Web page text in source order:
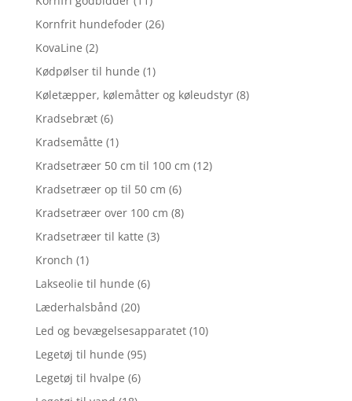
Kornfrit hundefoder (26)
KovaLine (2)
Kødpølser til hunde (1)
Køletæpper, kølemåtter og køleudstyr (8)
Kradsebræt (6)
Kradsemåtte (1)
Kradsetræer 50 cm til 100 cm (12)
Kradsetræer op til 50 cm (6)
Kradsetræer over 100 cm (8)
Kradsetræer til katte (3)
Kronch (1)
Lakseolie til hunde (6)
Læderhalsbånd (20)
Led og bevægelsesapparatet (10)
Legetøj til hunde (95)
Legetøj til hvalpe (6)